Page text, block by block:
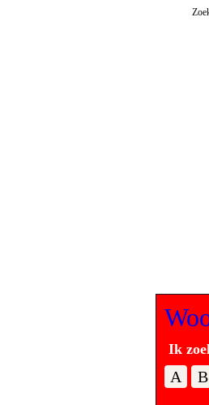
Ik
A B